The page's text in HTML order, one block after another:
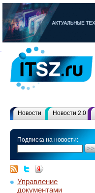
Новости Новости 2.0
Подписка на новости:
Управление
документами